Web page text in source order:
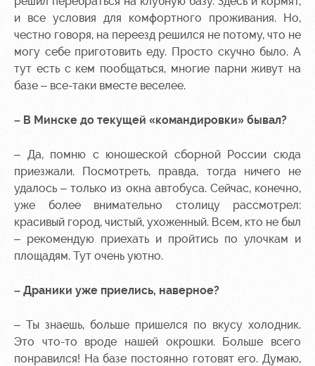
и все условия для комфортного проживания. Но,
честно говоря, на переезд решился не потому, что не
могу себе приготовить еду. Просто скучно было. А
тут есть с кем пообщаться, многие парни живут на
базе – все-таки вместе веселее.
– В Минске до текущей «командировки» бывал?
– Да, помню с юношеской сборной России сюда
приезжали. Посмотреть, правда, тогда ничего не
удалось – только из окна автобуса. Сейчас, конечно,
уже более внимательно столицу рассмотрел:
красивый город, чистый, ухоженный. Всем, кто не был
– рекомендую приехать и пройтись по улочкам и
площадям. Тут очень уютно.
– Драники уже приелись, наверное?
– Ты знаешь, больше пришелся по вкусу холодник.
Это что-то вроде нашей окрошки. Больше всего
понравился! На базе постоянно готовят его. Думаю,